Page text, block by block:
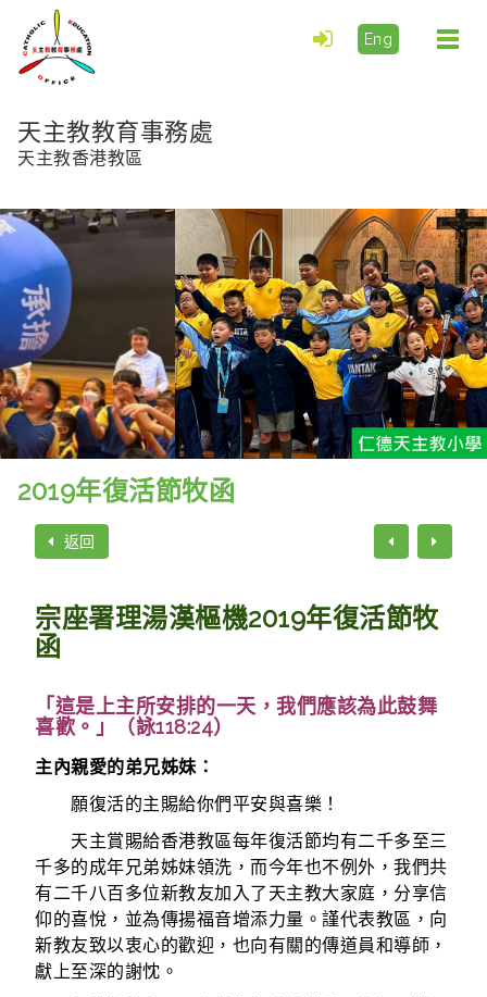
Eng
天主教教育事務處
天主教香港教區
2019年復活節牧函
返回
宗座署理湯漢樞機2019年復活節牧
函
「這是上主所安排的一天，我們應該為此鼓舞
喜歡。」（詠118:24）
主內親愛的弟兄姊妹：
願復活的主賜給你們平安與喜樂！
天主賞賜給香港教區每年復活節均有二千多至三
千多的成年兄弟姊妹領洗，而今年也不例外，我們共
有二千八百多位新教友加入了天主教大家庭，分享信
仰的喜悅，並為傳揚福音增添力量。謹代表教區，向
新教友致以衷心的歡迎，也向有關的傳道員和導師，
獻上至深的謝忱。